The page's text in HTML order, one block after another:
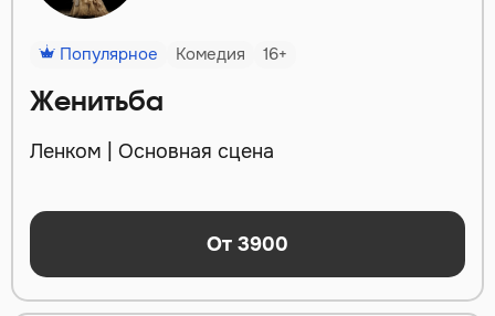
Популярное Комедия 16+
Женитьба
Ленком | Основная сцена
От 3900